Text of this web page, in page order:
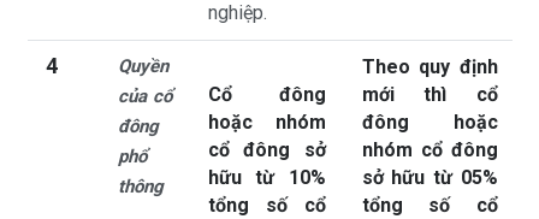
nghiệp.
4
Quyền
của cổ
đông
phổ
thông
Cổ đông
hoặc nhóm
cổ đông sở
hữu từ 10%
tổng số cổ
Theo quy định
mới thì cổ
đông hoặc
nhóm cổ đông
sở hữu từ 05%
tổng số cổ